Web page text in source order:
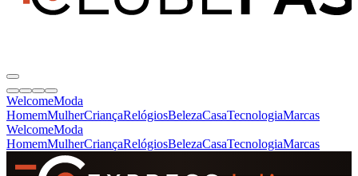
WelcomeModa
HomemMulherCriançaRelógiosBelezaCasaTecnologiaMarcas
WelcomeModa
HomemMulherCriançaRelógiosBelezaCasaTecnologiaMarcas